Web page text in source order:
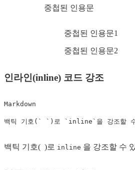
중첩된 인용문
중첩된 인용문1
중첩된 인용문2
인라인(inline) 코드 강조
Markdown
백틱 기호(` `)로 `inline`을 강조할 수
백틱 기호( )로 inline 을 강조할 수